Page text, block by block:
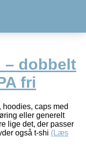
– dobbelt
fri
hoodies, caps med
eller generelt
lige det, der passer
også t-shi (Læs